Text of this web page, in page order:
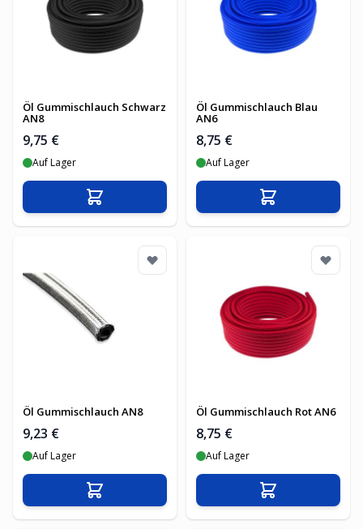
Öl Gummischlauch Schwarz
AN8
9,75 €
Auf Lager
In den Warenkorb
Öl Gummischlauch Blau
AN6
8,75 €
Auf Lager
In den
Öl Gummischlauch AN8
9,23 €
Auf Lager
In den Warenkorb
Öl Gummischlauch Rot AN6
8,75 €
Auf Lager
In den